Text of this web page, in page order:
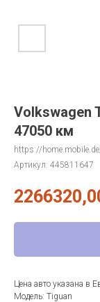
Volkswagen
47050 км
https://
Артикул: 445811647
Цена авто указана в
Модель: Tiguan